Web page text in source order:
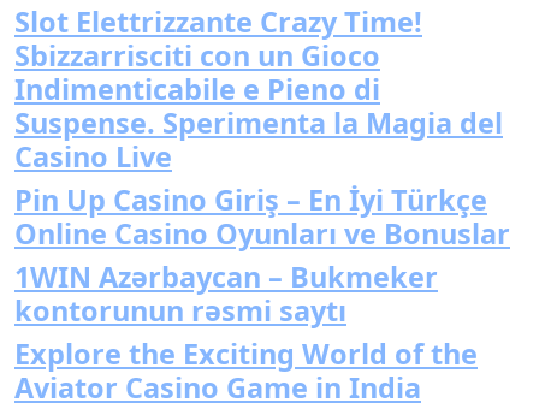
Slot Elettrizzante Crazy Time!
Sbizzarrisciti con un Gioco
Indimenticabile e Pieno di
Suspense. Sperimenta la Magia del
Casino Live
Pin Up Casino Giriş – En İyi Türkçe
Online Casino Oyunları ve Bonuslar
1WIN Azərbaycan – Bukmeker
kontorunun rəsmi saytı
Explore the Exciting World of the
Aviator Casino Game in India